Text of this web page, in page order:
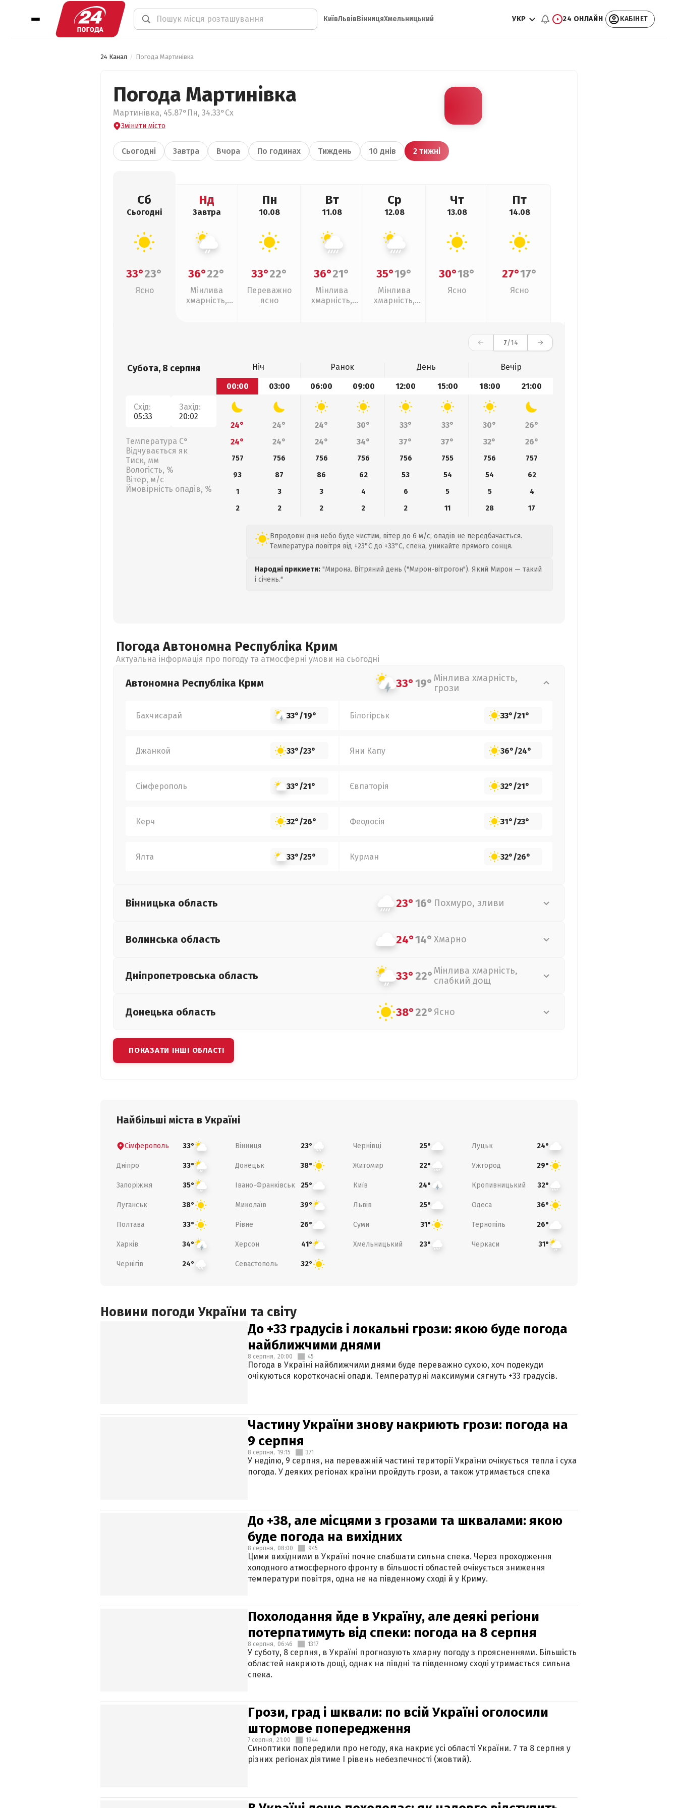
КиївЛьвівВінницяХмельницький УКР 24 ОНЛАЙН КАБІНЕТ
24 Канал Погода Мартинівка
Погода Мартинівка
Мартинівка, 45.87°Пн, 34.33°Сх
Змінити місто
Сьогодні Завтра Вчора По годинах Тиждень 10 днів 2 тижні
Сб
Сьогодні
33°23°
Ясно
Нд
Завтра
36°22°
Мінлива
хмарність,
Пн
10.08
33°22°
Переважно
ясно
Вт
11.08
36°21°
Мінлива
хмарність,
Ср
12.08
35°19°
Мінлива
хмарність,
Чт
13.08
30°18°
Ясно
Пт
14.08
27°17°
Ясно
7/14
Субота, 8 серпня
Схід:
05:33
Захід:
20:02
Температура С°
Відчувається як
Тиск, мм
Вологість, %
Вітер, м/с
Ймовірність опадів, %
Ніч Ранок День
Вечір
00:00
03:00 06:00 09:00 12:00 15:00 18:00 21:00
24° 24° 24° 30° 33° 33° 30°
26°
24°
24° 24° 34° 37° 37° 32° 26°
757 756 756 756 756 755 756
757
93
87 86 62 53 54 54
62
1
3 3 4 6 5 5
4
2
2 2 2 2 11 28 17
Впродовж дня небо буде чистим, вітер до 6 м/с, опадів не передбачається.
Температура повітря від +23°C до +33°C, спека, уникайте прямого сонця.
Народні прикмети: "Мирона. Вітряний день ("Мирон-вітрогон"). Який Мирон — такий
і січень."
Погода Автономна Республіка Крим
Актуальна інформація про погоду та атмосферні умови на сьогодні
Автономна Республіка Крим 33°19° Мінлива хмарність,
грози
Бахчисарай 33°/19° Білогірськ 33°/21°
Джанкой 33°/23° Яни Капу 36°/24°
Сімферополь 33°/21° Євпаторія 32°/21°
Керч 32°/26° Феодосія 31°/23°
Ялта 33°/25° Курман 32°/26°
Вінницька область 23°16° Похмуро, зливи
Волинська область 24°14° Хмарно
Дніпропетровська область 33°22°Мінлива хмарність,
слабкий дощ
Донецька область 38°22° Ясно
ПОКАЗАТИ ІНШІ ОБЛАСТІ
Найбільші міста в Україні
Сімферополь 33° Вінниця 23° Чернівці 25° Луцьк 24°
Дніпро 33° Донецьк 38° Житомир 22° Ужгород 29°
Запоріжжя 35° Івано-Франківськ 25° Київ 24° Кропивницький 32°
Луганськ 38° Миколаїв 39° Львів 25° Одеса 36°
Полтава 33° Рівне 26° Суми 31° Тернопіль 26°
Харків 34° Херсон 41° Хмельницький 23° Черкаси 31°
Чернігів 24° Севастополь 32°
Новини погоди України та світу
До +33 градусів і локальні грози: якою буде погода
найближчими днями
8 серпня, 20:00 45
Погода в Україні найближчими днями буде переважно сухою, хоч подекуди
очікуються короткочасні опади. Температурні максимуми сягнуть +33 градусів.
Частину України знову накриють грози: погода на
9 серпня
8 серпня, 19:15 371
У неділю, 9 серпня, на переважній частині території України очікується тепла і суха
погода. У деяких регіонах країни пройдуть грози, а також утримається спека
До +38, але місцями з грозами та шквалами: якою
буде погода на вихідних
8 серпня, 08:00 945
Цими вихідними в Україні почне слабшати сильна спека. Через проходження
холодного атмосферного фронту в більшості областей очікується зниження
температури повітря, одна не на південному сході й у Криму.
Похолодання йде в Україну, але деякі регіони
потерпатимуть від спеки: погода на 8 серпня
8 серпня, 06:46 1317
У суботу, 8 серпня, в Україні прогнозують хмарну погоду з проясненнями. Більшість
областей накриють дощі, однак на півдні та південному сході утримається сильна
спека.
Грози, град і шквали: по всій Україні оголосили
штормове попередження
7 серпня, 21:00 1944
Синоптики попередили про негоду, яка накриє усі області України. 7 та 8 серпня у
різних регіонах діятиме І рівень небезпечності (жовтий).